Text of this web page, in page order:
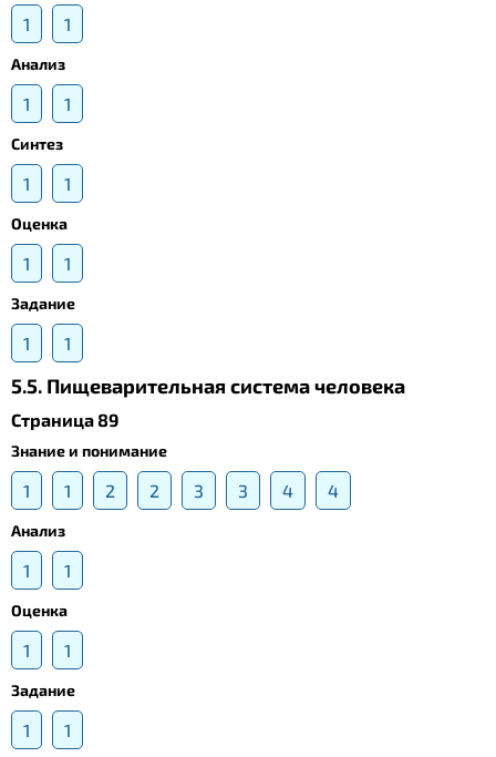
1 1
Анализ
1 1
Синтез
1 1
Оценка
1 1
Задание
1 1
5.5. Пищеварительная система человека
Страница 89
Знание и понимание
1 1 2 2 3 3 4 4
Анализ
1 1
Оценка
1 1
Задание
1 1